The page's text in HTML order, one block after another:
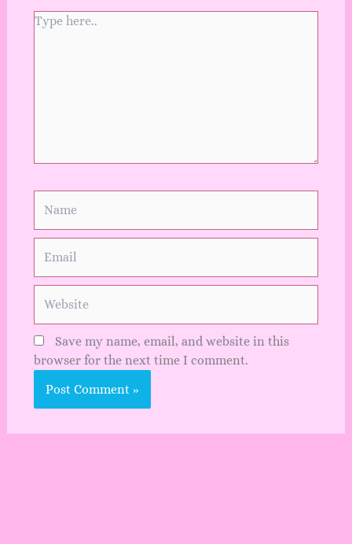
Type
Save my name, email, and website in this
browser for the next time I comment.